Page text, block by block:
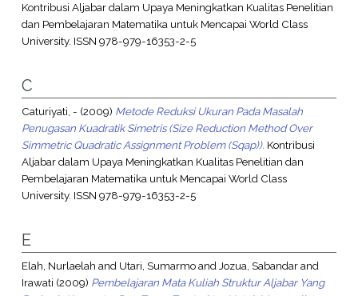
Kontribusi Aljabar dalam Upaya Meningkatkan Kualitas Penelitian
dan Pembelajaran Matematika untuk Mencapai World Class
University. ISSN 978-979-16353-2-5
C
Caturiyati, - (2009) Metode Reduksi Ukuran Pada Masalah
Penugasan Kuadratik Simetris (Size Reduction Method Over
Simmetric Quadratic Assignment Problem (Sqap)). Kontribusi
Aljabar dalam Upaya Meningkatkan Kualitas Penelitian dan
Pembelajaran Matematika untuk Mencapai World Class
University. ISSN 978-979-16353-2-5
E
Elah, Nurlaelah and Utari, SumarmoandJozua, Sabandarand
Irawati (2009) Pembelajaran Mata Kuliah Struktur Aljabar Yang